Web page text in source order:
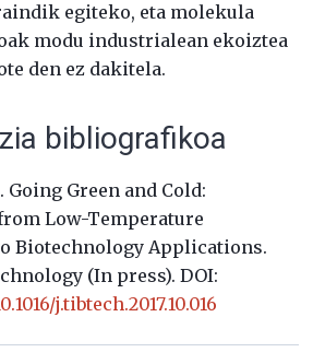
egiteko, eta molekula
modu industrialean ekoiztea
den ez dakitela.
bibliografikoa
Going Green and Cold:
Low-Temperature
Biotechnology Applications.
(In press). DOI:
j.tibtech.2017.10.016